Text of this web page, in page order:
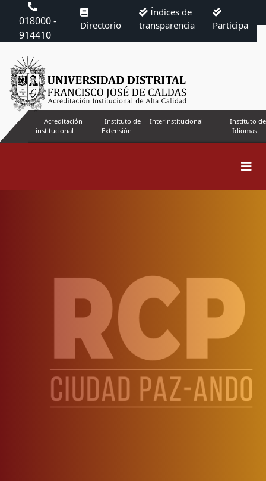
018000 -
914410
Directorio
Índices de
transparencia
Participa
Acreditación
institucional
Instituto de
Extensión
Interinstitucional
Instituto de
Idiomas